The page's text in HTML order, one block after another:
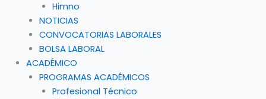
Himno
NOTICIAS
CONVOCATORIAS LABORALES
BOLSA LABORAL
ACADÉMICO
PROGRAMAS ACADÉMICOS
Profesional Técnico